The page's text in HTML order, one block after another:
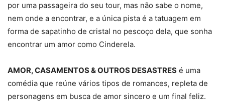
por uma passageira do seu tour, mas não sabe o nome,
nem onde a encontrar, e a única pista é a tatuagem em
forma de sapatinho de cristal no pescoço dela, que sonha
encontrar um amor como Cinderela.
AMOR, CASAMENTOS & OUTROS DESASTRES é uma
comédia que reúne vários tipos de romances, repleta de
personagens em busca de amor sincero e um final feliz.